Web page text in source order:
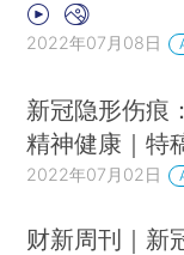
2022年07月08日
新冠隐形伤痕
精神健康｜特
2022年07月02日
财新周刊｜新